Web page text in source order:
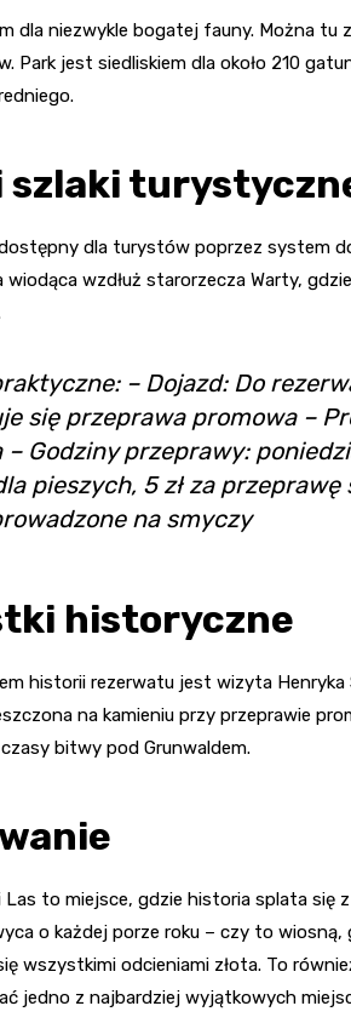
dla niezwykle bogatej fauny. Można tu
Park jest siedliskiem dla około 210
szlaki
dla turystów poprzez system
wzdłuż starorzecza Warty,
– Dojazd: Do
się przeprawa promowa –
Godziny przeprawy:
pieszych, 5 zł za
na smyczy
historyczne
historii rezerwatu jest wizyta Henryka
na kamieniu przy przeprawie
bitwy pod Grunwaldem.
Las to miejsce, gdzie historia splata
o każdej porze roku – czy to
wszystkimi odcieniami złota. To
jedno z najbardziej wyjątkowych